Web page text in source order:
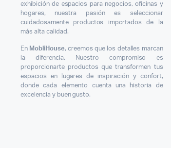
exhibición de espacios para negocios, oficinas y
hogares, nuestra pasión es seleccionar
cuidadosamente productos importados de la
más alta calidad.
En MobliHouse, creemos que los detalles marcan
la diferencia. Nuestro compromiso es
proporcionarte productos que transformen tus
espacios en lugares de inspiración y confort,
donde cada elemento cuenta una historia de
excelencia y buen gusto.